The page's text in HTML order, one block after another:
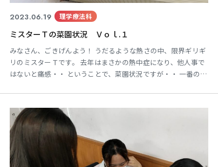
2023.06.19 理学療法科
ミスターＴの菜園状況 Ｖｏｌ.１
みなさん、ごきげんよう！ うだるような熱さの中、限界ギリギ
リのミスターＴです。 去年はまさかの熱中症になり、他人事で
はないと痛感・・ ということで、菜園状況ですが・・ 一番の成
てくらい大きくなってます＾＾ 次はとうもろこしですねぇ。こ
れも大きくなってます！でも１株で１本しかとれないんですよ
ね～。 続いては、「はるかのひまわり」。今年は咲きそう